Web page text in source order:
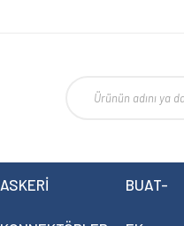
ASKERİ BUAT-